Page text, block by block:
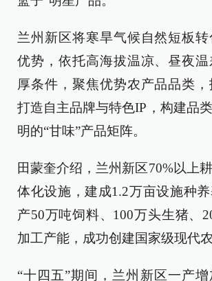
兰州新区将寒旱气候自然短板
优势，依托高海拔温凉、昼夜
厚条件，聚焦优势农产品品类
打造自主品牌与特色IP，构建品
明的“甘味”产品矩阵。
田蒙奎介绍，兰州新区70%以上
体化设施，建成1.2万亩设施种
产50万吨饲料、100万头生猪、
加工产能，成功创建国家级现代农
“十四五”期间，兰州新区一产